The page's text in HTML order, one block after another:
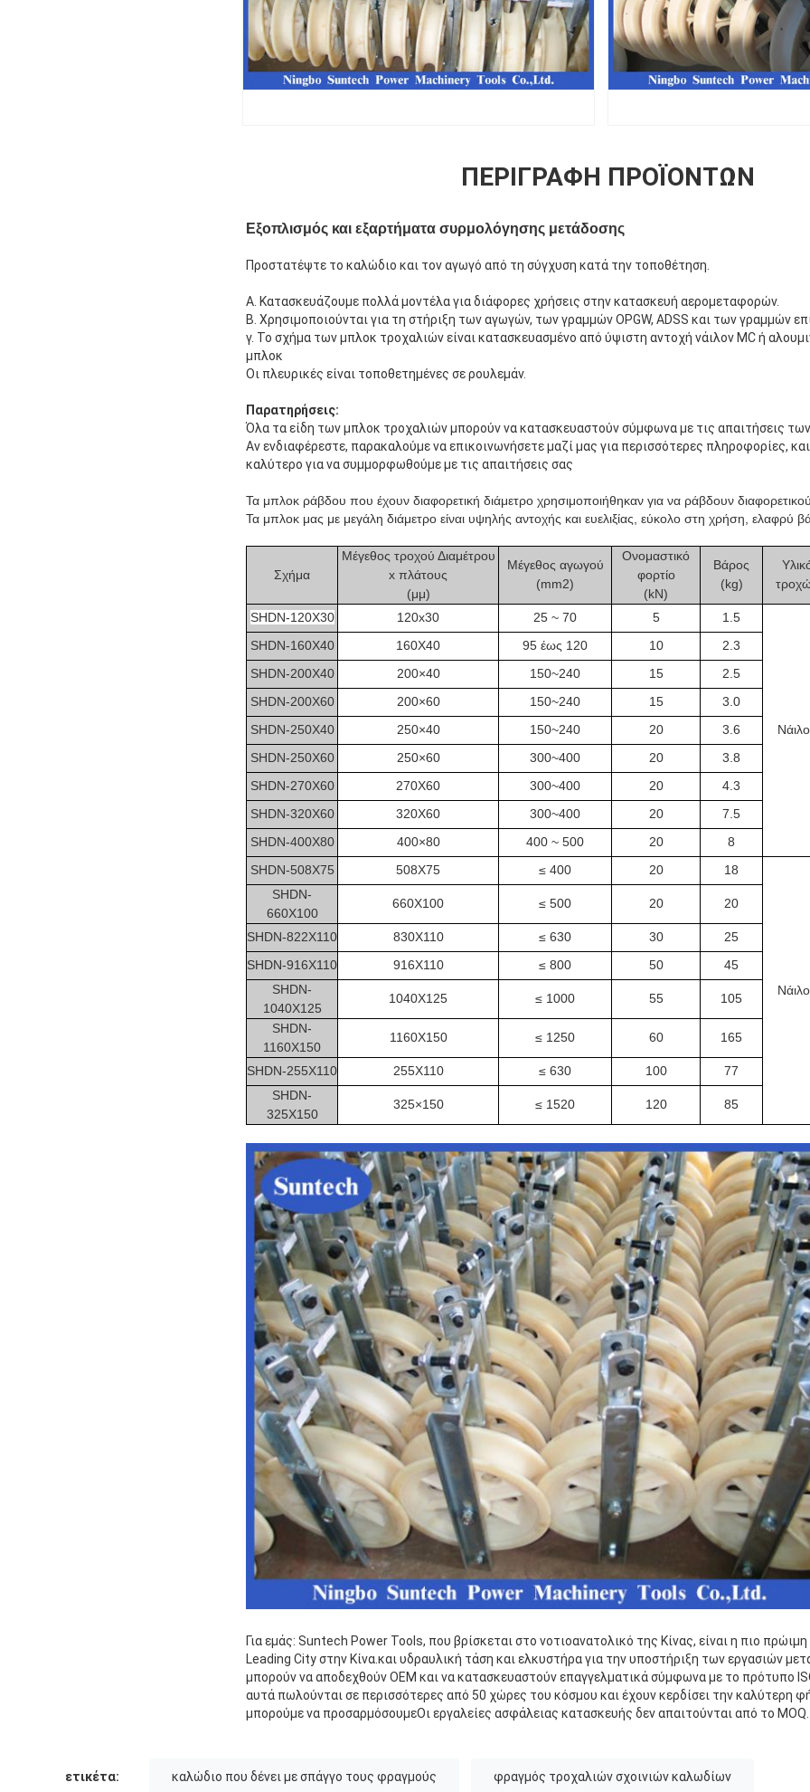
ΠΕΡΙΓΡΑΦΉ ΠΡΟΪΌΝΤΩΝ
Εξοπλισμός και εξαρτήματα συρμολόγησης μετάδοσης
Προστατέψτε το καλώδιο και τον αγωγό από τη σύγχυση κατά την τοποθέτηση.
Α. Κατασκευάζουμε πολλά μοντέλα για διάφορες χρήσεις στην κατασκευή αερομεταφορών.
Β. Χρησιμοποιούνται για τη στήριξη των αγωγών, των γραμμών OPGW, ADSS και των γραμμών
γ. Το σχήμα των μπλοκ τροχαλιών είναι κατασκευασμένο από ύψιστη αντοχή νάιλον MC ή
μπλοκ
Οι πλευρικές είναι τοποθετημένες σε ρουλεμάν.
Παρατηρήσεις:
Όλα τα είδη των μπλοκ τροχαλιών μπορούν να κατασκευαστούν σύμφωνα με τις απαιτήσεις
Αν ενδιαφέρεστε, παρακαλούμε να επικοινωνήσετε μαζί μας για περισσότερες πληροφορίες,
καλύτερο για να συμμορφωθούμε με τις απαιτήσεις σας
Τα μπλοκ ράβδου που έχουν διαφορετική διάμετρο χρησιμοποιήθηκαν για να ράβδουν
Τα μπλοκ μας με μεγάλη διάμετρο είναι υψηλής αντοχής και ευελιξίας, εύκολο στη χρήση, ελαφρύ
Σχήμα
Μέγεθος τροχού Διαμέτρου
x πλάτους
(μμ)
Μέγεθος αγωγού
(mm2)
Ονομαστικό
φορτίο
(kN)
Βάρος
(kg)
SHDN-120X30 120x30 25 ~ 70 5 1.5
SHDN-160X40 160X40 95 έως 120 10
2.3
SHDN-200X40
200×40 150~240 15
2.5
SHDN-200X60
200×60 150~240 15
3.0
SHDN-250X40
250×40 150~240 20
3.6
SHDN-250X60
250×60 300~400 20
3.8
SHDN-270X60
270X60 300~400 20
4.3
SHDN-320X60
320X60 300~400 20
7.5
SHDN-400X80
400×80 400 ~ 500 20
8
SHDN-508X75
508X75 ≤ 400 20 18
SHDN-
660X100
660X100 ≤ 500 20 20
SHDN-822X110 830X110 ≤ 630 30
25
SHDN-916X110
916X110 ≤ 800 50
45
SHDN-
1040X125
1040X125 ≤ 1000 55 105
SHDN-
1160X150
1160X150 ≤ 1250 60 165
SHDN-255X110 255X110 ≤ 630 100
77
SHDN-
325X150
325×150 ≤ 1520 120 85
Για εμάς: Suntech Power Tools, που βρίσκεται στο νοτιοανατολικό της Κίνας, είναι η πιο
Leading City στην Κίνα.και υδραυλική τάση και ελκυστήρα για την υποστήριξη των εργασιών
μπορούν να αποδεχθούν OEM και να κατασκευαστούν επαγγελματικά σύμφωνα με το πρότυπο
αυτά πωλούνται σε περισσότερες από 50 χώρες του κόσμου και έχουν κερδίσει την καλύτερη
μπορούμε να προσαρμόσουμεΟι εργαλείες ασφάλειας κατασκευής δεν απαιτούνται από το MOQ.
ετικέτα: καλώδιο που δένει με σπάγγο τους φραγμούς φραγμός τροχαλιών σχοινιών καλωδίων